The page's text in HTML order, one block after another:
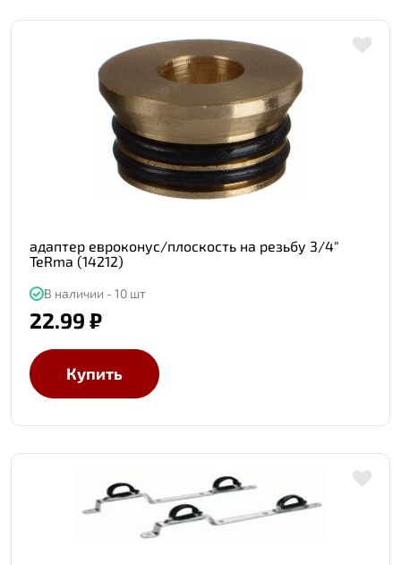
адаптер евроконус/плоскость на резьбу 3/4"
TeRma (14212)
В наличии - 10 шт
22.99 ₽
Купить